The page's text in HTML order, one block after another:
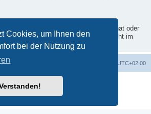
Cookies, um Ihnen den
bei der Nutzung zu
einmal in Deinen Beitrag eingegriffen hat oder
wende Dich per Kontaktformular - nicht im
UTC+02:00
Übersetzung durch